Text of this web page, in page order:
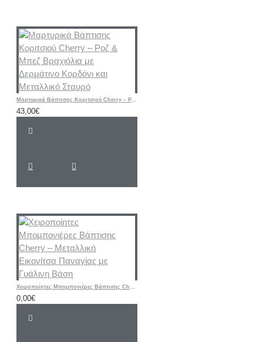
Μαρτυρικά Βάπτισης Κοριτσιού Cherry – Ροζ & Μπεζ Βραχιόλια με Δερμάτινο Κορδόνι και Μεταλλικό Σταυρό
43,00€
Χειροποίητες Μπομπονιέρες Βάπτισης Cherry – Μεταλλική Εικονίτσα Παναγίας με Γυάλινη Βάση
0,00€